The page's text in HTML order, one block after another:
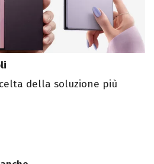
della soluzione più